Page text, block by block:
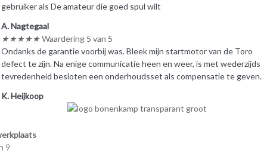
gebruiker als De amateur die goed spul wilt
A. Nagtegaal
★★★★★Waardering 5 van 5
Ondanks de garantie voorbij was. Bleek mijn startmotor van de Toro
defect te zijn. Na enige communicatie heen en weer, is met wederzijds
tevredenheid besloten een onderhoudsset als compensatie te geven.
K. Heijkoop
9